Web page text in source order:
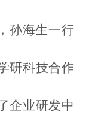
孙海生一行
研科技合作
企业研发中